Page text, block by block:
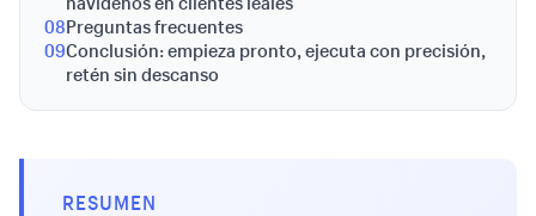
08Preguntas frecuentes
09Conclusión: empieza pronto, ejecuta con precisión,
retén sin descanso
RESUMEN